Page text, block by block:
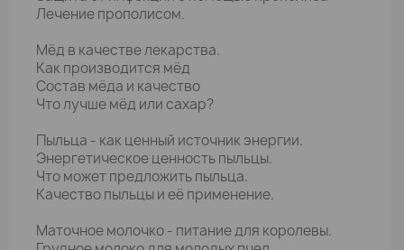
Лечение прополисом.
Мёд в качестве лекарства.
Как производится мёд
Состав мёда и качество
Что лучше мёд или сахар?
Пыльца - как ценный источник энергии.
Энергетическое ценность пыльцы.
Что может предложить пыльца.
Качество пыльцы и её применение.
Маточное молочко - питание для королевы.